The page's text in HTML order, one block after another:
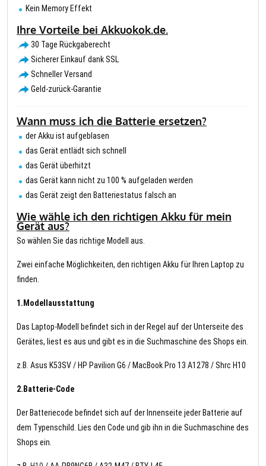
Kein Memory Effekt
Ihre Vorteile bei Akkuokok.de.
30 Tage Rückgaberecht
Sicherer Einkauf dank SSL
Schneller Versand
Geld-zurück-Garantie
Wann muss ich die Batterie ersetzen?
der Akku ist aufgeblasen
das Gerät entlädt sich schnell
das Gerät überhitzt
das Gerät kann nicht zu 100 % aufgeladen werden
das Gerät zeigt den Batteriestatus falsch an
Wie wähle ich den richtigen Akku für mein
Gerät aus?
So wählen Sie das richtige Modell aus.
Zwei einfache Möglichkeiten, den richtigen Akku für Ihren Laptop zu
finden.
1.Modellausstattung
Das Laptop-Modell befindet sich in der Regel auf der Unterseite des
Gerätes, liest es aus und gibt es in die Suchmaschine des Shops ein.
z.B. Asus K53SV / HP Pavilion G6 / MacBook Pro 13 A1278 / Shrc H10
2.Batterie-Code
Der Batteriecode befindet sich auf der Innenseite jeder Batterie auf
dem Typenschild. Lies den Code und gib ihn in die Suchmaschine des
Shops ein.